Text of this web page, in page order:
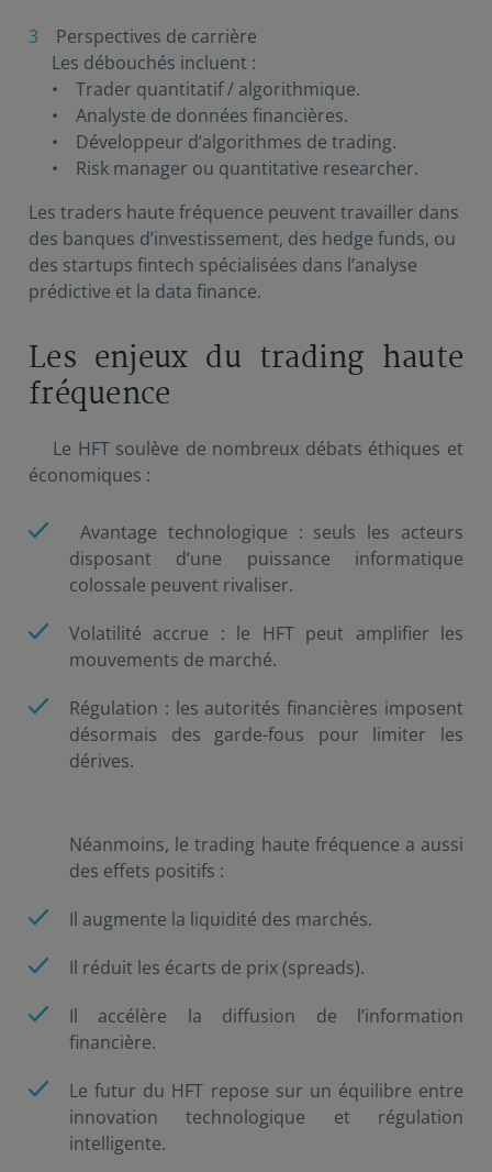
Perspectives de carrière
Les débouchés incluent :
• Trader quantitatif / algorithmique.
• Analyste de données financières.
• Développeur d’algorithmes de trading.
• Risk manager ou quantitative researcher.
Les traders haute fréquence peuvent travailler dans
des banques d’investissement, des hedge funds, ou
des startups fintech spécialisées dans l’analyse
prédictive et la data finance.
Les enjeux du trading haute
fréquence
Le HFT soulève de nombreux débats éthiques et
économiques :
Avantage technologique : seuls les acteurs
disposant d’une puissance informatique
colossale peuvent rivaliser.
Volatilité accrue : le HFT peut amplifier les
mouvements de marché.
Régulation : les autorités financières imposent
désormais des garde-fous pour limiter les
dérives.
Néanmoins, le trading haute fréquence a aussi
des effets positifs :
Il augmente la liquidité des marchés.
Il réduit les écarts de prix (spreads).
Il accélère la diffusion de l’information
financière.
Le futur du HFT repose sur un équilibre entre
innovation technologique et régulation
intelligente.